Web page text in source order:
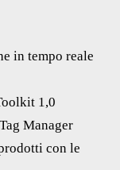
in tempo reale
1,0
Manager
con le